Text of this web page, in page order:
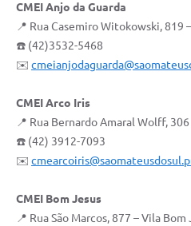
CMEI Anjo da Guarda
📍 Rua Casemiro Witokowski, 819
☎️ (42)3532-5468
✉️
CMEI Arco Iris
📍 Rua Bernardo Amaral Wolff,
☎️ (42) 3912-7093
✉️
CMEI Bom Jesus
📍 Rua São Marcos, 877 – Vila Bom